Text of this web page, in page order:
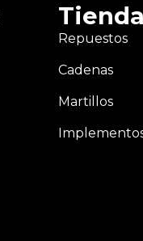
Tienda
Repuestos
Cadenas
Martillos